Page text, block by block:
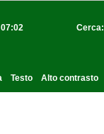
Cerca:
Testo Alto contrasto